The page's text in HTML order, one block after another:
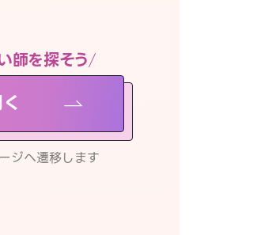
師を探そう
ジへ遷移します